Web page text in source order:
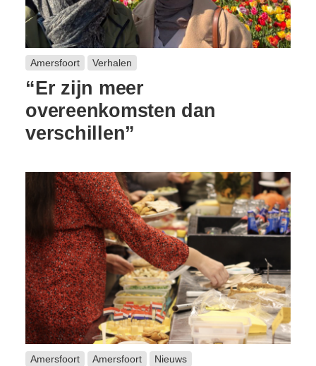
Amersfoort Verhalen
“Er zijn meer
overeenkomsten dan
verschillen”
Amersfoort Amersfoort Nieuws